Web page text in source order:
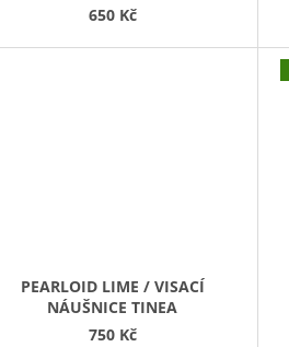
650 Kč
PEARLOID LIME / VISACÍ
NÁUŠNICE TINEA
750 Kč